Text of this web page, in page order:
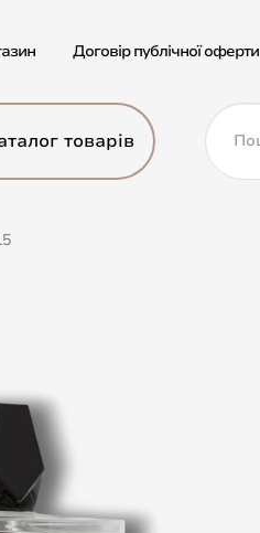
Договір публічної оферти
товарів